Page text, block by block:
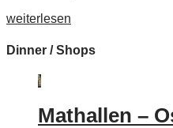
weiterlesen
Dinner / Shops
Mathallen –